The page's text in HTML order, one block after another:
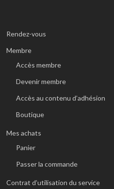
Rendez-vous
Membre
Accès membre
Devenir membre
Accès au contenu d’adhésion
Boutique
Mes achats
Panier
Passer la commande
Contrat d’utilisation du service